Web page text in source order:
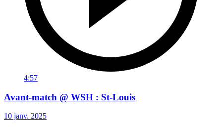
4:57
Avant-match @ WSH : St-Louis
10 janv. 2025